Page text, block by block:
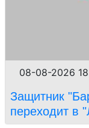
08-08-2026
Защитник
переходит в